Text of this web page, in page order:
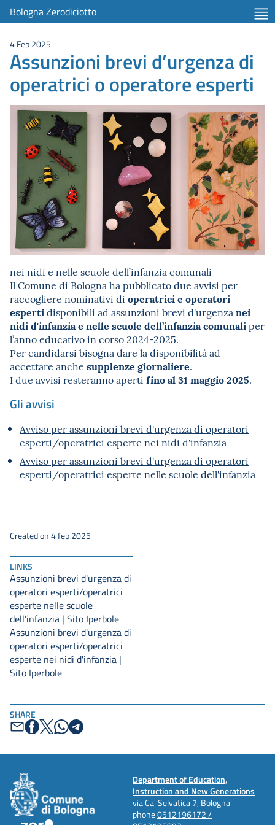
Bologna Zerodiciotto
SHARE
4 Feb 2025
Assunzioni brevi d’urgenza di
operatrici o operatore esperti
nei nidi e nelle scuole dell’infanzia comunali
Il Comune di Bologna ha pubblicato due avvisi per
raccogliere nominativi di operatrici e operatori
esperti disponibili ad assunzioni brevi d'urgenza nei
nidi d'infanzia e nelle scuole dell’infanzia comunali per
l’anno educativo in corso 2024-2025.
Per candidarsi bisogna dare la disponibilità ad
accettare anche supplenze giornaliere.
I due avvisi resteranno aperti fino al 31 maggio 2025.
Gli avvisi
Avviso per assunzioni brevi d'urgenza di operatori
esperti/operatrici esperte nei nidi d'infanzia
Avviso per assunzioni brevi d'urgenza di operatori
esperti/operatrici esperte nelle scuole dell'infanzia
LINKS
Assunzioni brevi d'urgenza di
operatori esperti/operatrici
esperte nelle scuole
dell'infanzia | Sito Iperbole
Assunzioni brevi d'urgenza di
operatori esperti/operatrici
esperte nei nidi d'infanzia |
Sito Iperbole
Created on 4 feb 2025
Department of Education,
Instruction and New Generations
via Ca' Selvatica 7, Bologna
phone0512196172 /